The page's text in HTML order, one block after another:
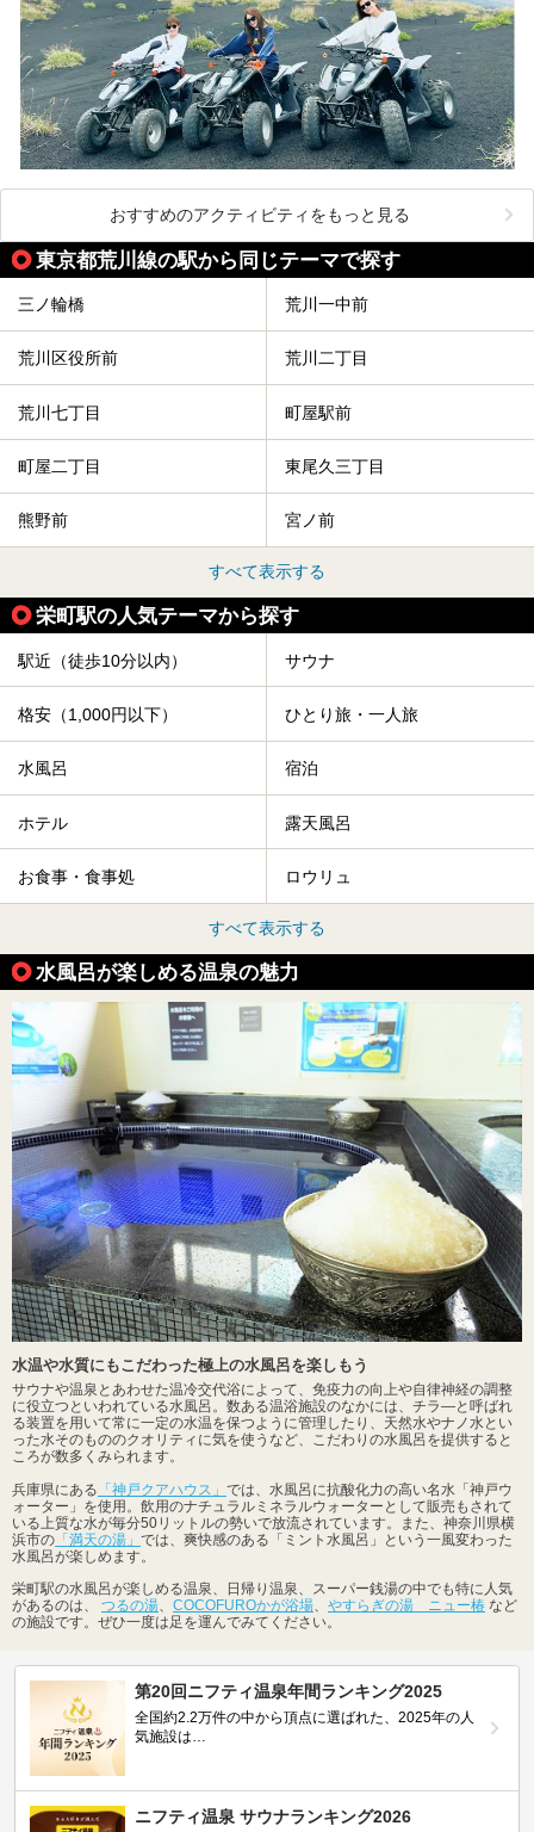
おすすめのアクティビティをもっと見る
東京都荒川線の駅から同じテーマで探す
三ノ輪橋 荒川一中前
荒川区役所前 荒川二丁目
荒川七丁目 町屋駅前
町屋二丁目 東尾久三丁目
熊野前 宮ノ前
すべて表示する
栄町駅の人気テーマから探す
駅近（徒歩10分以内） サウナ
格安（1,000円以下） ひとり旅・一人旅
水風呂 宿泊
ホテル 露天風呂
お食事・食事処 ロウリュ
すべて表示する
水風呂が楽しめる温泉の魅力
水温や水質にもこだわった極上の水風呂を楽しもう
サウナや温泉とあわせた温冷交代浴によって、免疫力の向上や自律神経の調整
に役立つといわれている水風呂。数ある温浴施設のなかには、チラ―と呼ばれ
る装置を用いて常に一定の水温を保つように管理したり、天然水やナノ水とい
った水そのもののクオリティに気を使うなど、こだわりの水風呂を提供すると
ころが数多くみられます。
兵庫県にある 「神戸クアハウス」 では、水風呂に抗酸化力の高い名水「神戸ウ
ォーター」を使用。飲用のナチュラルミネラルウォーターとして販売もされて
いる上質な水が毎分50リットルの勢いで放流されています。また、神奈川県横
浜市の 「満天の湯」 では、爽快感のある「ミント水風呂」という一風変わった
水風呂が楽しめます。
栄町駅の水風呂が楽しめる温泉、日帰り温泉、スーパー銭湯の中でも特に人気
があるのは、 つるの湯 COCOFUROかが浴場 やすらぎの湯 ニュー椿 など
の施設です。ぜひ一度は足を運んでみてください。
第20回ニフティ温泉年間ランキング2025
全国約2.2万件の中から頂点に選ばれた、2025年の人
気施設は…
ニフティ温泉 サウナランキング2026